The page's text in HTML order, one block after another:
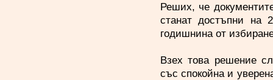
Реших, че
станат достъпни на
годишнина от
Взех това решение
със спокойна и